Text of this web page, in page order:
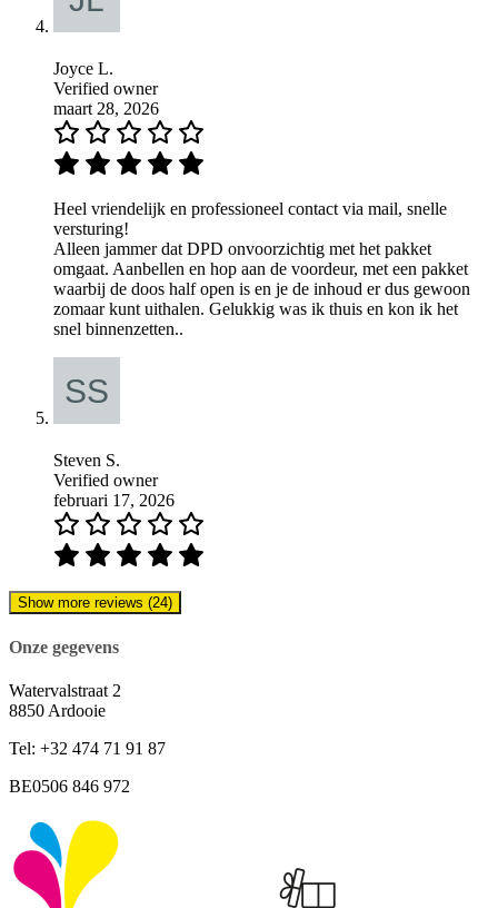
Joyce L.
Verified owner
maart 28, 2026
Heel vriendelijk en professioneel contact via mail, snelle
versturing!
Alleen jammer dat DPD onvoorzichtig met het pakket
omgaat. Aanbellen en hop aan de voordeur, met een pakket
waarbij de doos half open is en je de inhoud er dus gewoon
zomaar kunt uithalen. Gelukkig was ik thuis en kon ik het
snel binnenzetten..
Steven S.
Verified owner
februari 17, 2026
Show more reviews (24)
Onze gegevens
Watervalstraat 2
8850 Ardooie
Tel: +32 474 71 91 87
BE0506 846 972